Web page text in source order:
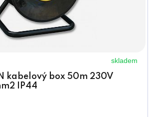
skladem
kabelový box 50m 230V
IP44